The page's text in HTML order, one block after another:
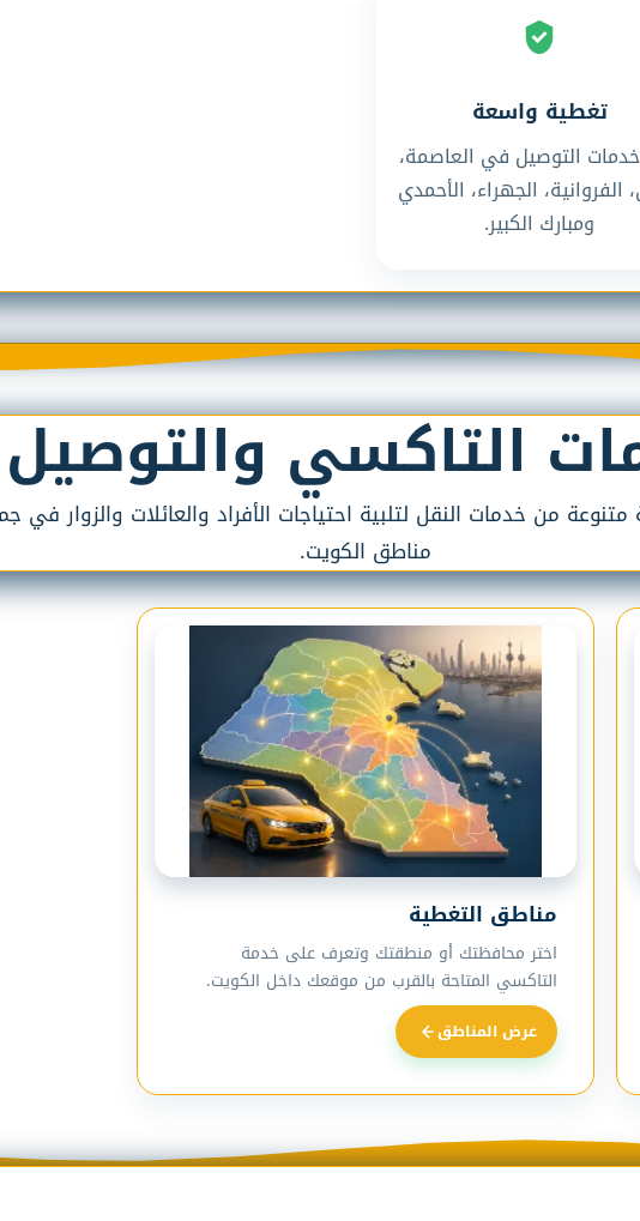
تغطية واسعة
التوصيل في العاصمة،
الفروانية، الجهراء، الأحمدي
ومبارك الكبير.
التاكسي والتوصيل
من خدمات النقل لتلبية احتياجات الأفراد والعائلات والزوار في
مناطق الكويت.
مناطق التغطية
اختر محافظتك أو منطقتك وتعرف على خدمة
التاكسي المتاحة بالقرب من موقعك داخل الكويت.
عرض المناطق